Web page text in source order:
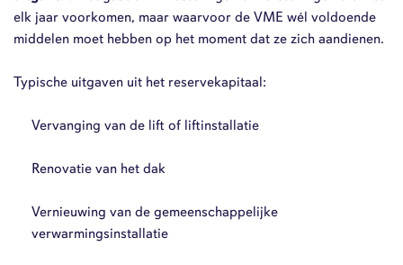
elk jaar voorkomen, maar waarvoor de VME wél voldoende
middelen moet hebben op het moment dat ze zich aandienen.
Typische uitgaven uit het reservekapitaal:
Vervanging van de lift of liftinstallatie
Renovatie van het dak
Vernieuwing van de gemeenschappelijke
verwarmingsinstallatie